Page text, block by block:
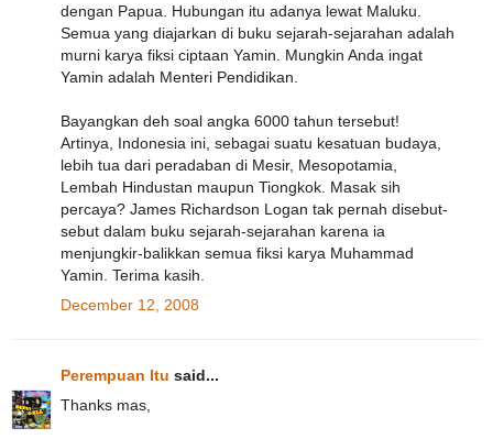
dengan Papua. Hubungan itu adanya lewat Maluku.
Semua yang diajarkan di buku sejarah-sejarahan adalah
murni karya fiksi ciptaan Yamin. Mungkin Anda ingat
Yamin adalah Menteri Pendidikan.
Bayangkan deh soal angka 6000 tahun tersebut!
Artinya, Indonesia ini, sebagai suatu kesatuan budaya,
lebih tua dari peradaban di Mesir, Mesopotamia,
Lembah Hindustan maupun Tiongkok. Masak sih
percaya? James Richardson Logan tak pernah disebut-
sebut dalam buku sejarah-sejarahan karena ia
menjungkir-balikkan semua fiksi karya Muhammad
Yamin. Terima kasih.
December 12, 2008
Perempuan Itu said...
Thanks mas,